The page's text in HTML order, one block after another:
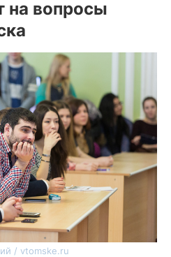
на вопросы
/ vtomske.ru